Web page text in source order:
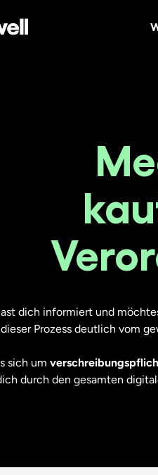
dich informiert und
Prozess deutlich vom
sich um
durch den gesamten